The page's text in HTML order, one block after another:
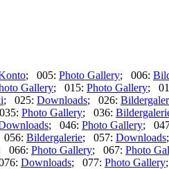
; 005: Photo Gallery; 006:
Gallery; 015: Photo Gallery;
; 025: Downloads; 026:
Photo Gallery; 036:
; 046: Photo Gallery;
Bildergalerie; 057: Downloads
066: Photo Gallery; 067: Photo
Downloads; 077: Photo Gallery